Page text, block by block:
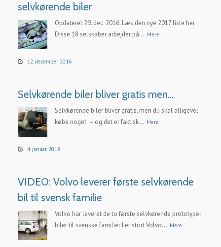
selvkørende biler
Opdateret 29. dec. 2016. Læs den nye 2017 liste her.
Disse 18 selskaber arbejder på... Mere
12. december 2016
Selvkørende biler bliver gratis men…
Selvkørende biler bliver gratis, men du skal alligevel
købe noget – og det er faktisk... Mere
4. januar 2018
VIDEO: Volvo leverer første selvkørende
bil til svensk familie
Volvo har leveret de to første selvkørende prototype-
biler til svenske familier I et stort Volvo... Mere